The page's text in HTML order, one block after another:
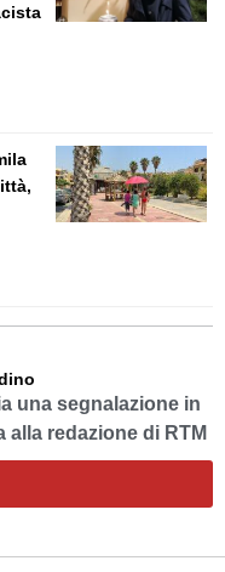
una segnalazione in
alla redazione di RTM